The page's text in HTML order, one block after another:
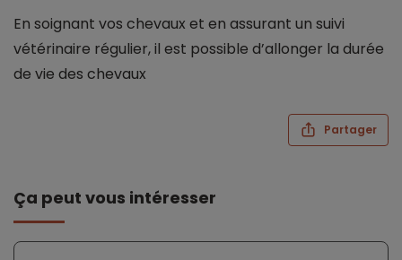
En soignant vos chevaux et en assurant un suivi
vétérinaire régulier, il est possible d’allonger la durée
de vie des chevaux
Partager
Ça peut vous intéresser